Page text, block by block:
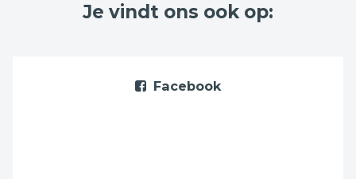
Je vindt ons ook op:
Facebook